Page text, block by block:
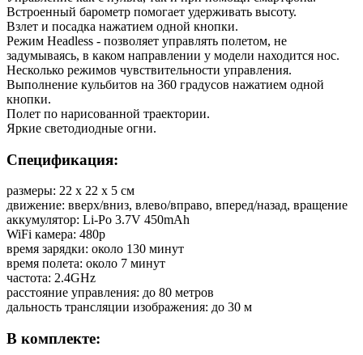
Встроенный барометр помогает удерживать высоту.
Взлет и посадка нажатием одной кнопки.
Режим Headless - позволяет управлять полетом, не
задумываясь, в каком направлении у модели находится нос.
Несколько режимов чувствительности управления.
Выполнение кульбитов на 360 градусов нажатием одной
кнопки.
Полет по нарисованной траектории.
Яркие светодиодные огни.
Спецификация:
размеры: 22 х 22 х 5 см
движение: вверх/вниз, влево/вправо, вперед/назад, вращение
аккумулятор: Li-Po 3.7V 450mAh
WiFi камера: 480p
время зарядки: около 130 минут
время полета: около 7 минут
частота: 2.4GHz
расстояние управления: до 80 метров
дальность трансляции изображения: до 30 м
В комплекте: